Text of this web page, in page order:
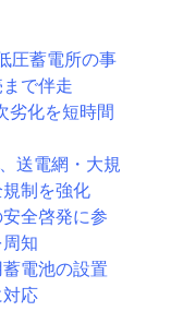
圧蓄電所の事
で伴走
劣化を短時間
送電網・大規
制を強化
全啓発に参
知
電池の設置
応